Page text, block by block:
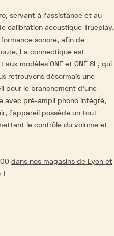
servant à l’assistance et au
calibration acoustique Trueplay.
sonore, afin de
La connectique est
modèles ONE et ONE SL, qui
retrouvons désormais une
pour le branchement d'une
avec pré-ampli phono intégré,
l’appareil possède un tout
le contrôle du volume et
dans nos magasins de Lyon et
!